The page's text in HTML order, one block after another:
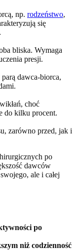
np. rodzeństwo,
się
bliska. Wymaga
presji.
dawca-biorca,
choć
do kilku procent.
zarówno przed, jak i
po
dawców
ale i całej
po
niż codzienność